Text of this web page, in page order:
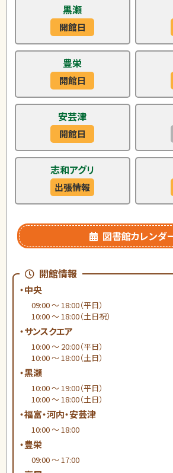
黒瀬
開館日
豊栄
開館日
安芸津
開館日
志和アグリ
出張情報
図書館カレンダ
開館情報
・中央
09:00 ～ 18:00（平日）
10:00 ～ 18:00（土日祝）
・サンスクエア
10:00 ～ 20:00（平日）
10:00 ～ 18:00（土日）
・黒瀬
10:00 ～ 19:00（平日）
10:00 ～ 18:00（土日）
・福富・河内・安芸津
10:00 ～ 18:00
・豊栄
09:00 ～ 17:00